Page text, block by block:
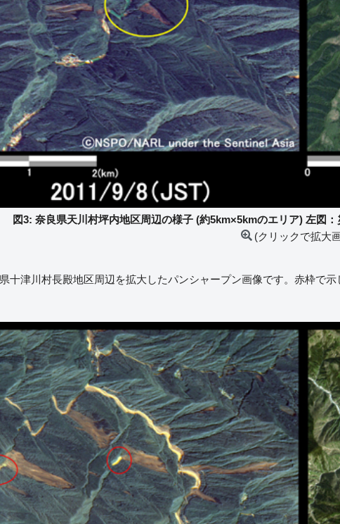
図3: 奈良県天川村坪内地区周辺の様子 (約5km×5kmのエリア) 左図
(クリックで拡大
十津川村長殿地区周辺を拡大したパンシャープン画像です。赤枠で